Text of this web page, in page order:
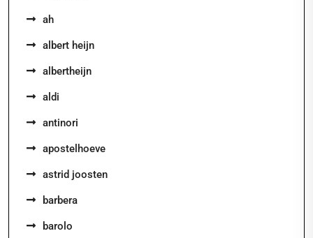
ah
albert heijn
albertheijn
aldi
antinori
apostelhoeve
astrid joosten
barbera
barolo